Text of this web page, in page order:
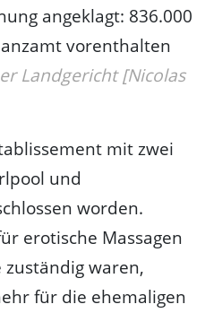
angeklagt: 836.000
vorenthalten
Landgericht [Nicolas
mit zwei
und
worden.
erotische Massagen
zuständig waren,
für die ehemaligen